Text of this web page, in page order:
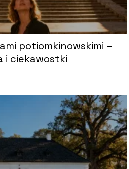
potiomkinowskimi –
i ciekawostki